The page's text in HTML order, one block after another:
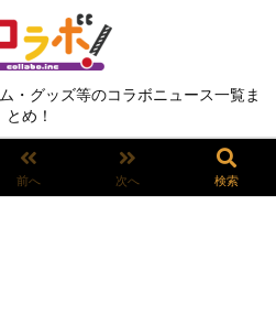
・グッズ等のコラボニュース一覧ま
とめ！
前へ 次へ 検索